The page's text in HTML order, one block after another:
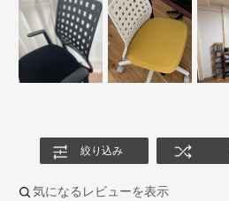
絞り込み
気になるレビューを表示